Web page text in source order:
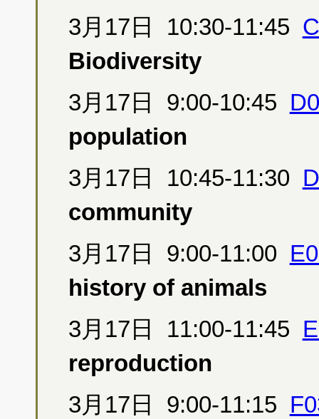
3月17日 10:30-11:45
Biodiversity
3月17日 9:00-10:45
population
3月17日 10:45-11:30
community
3月17日 9:00-11:00
history of animals
3月17日 11:00-11:45
reproduction
3月17日 9:00-11:15